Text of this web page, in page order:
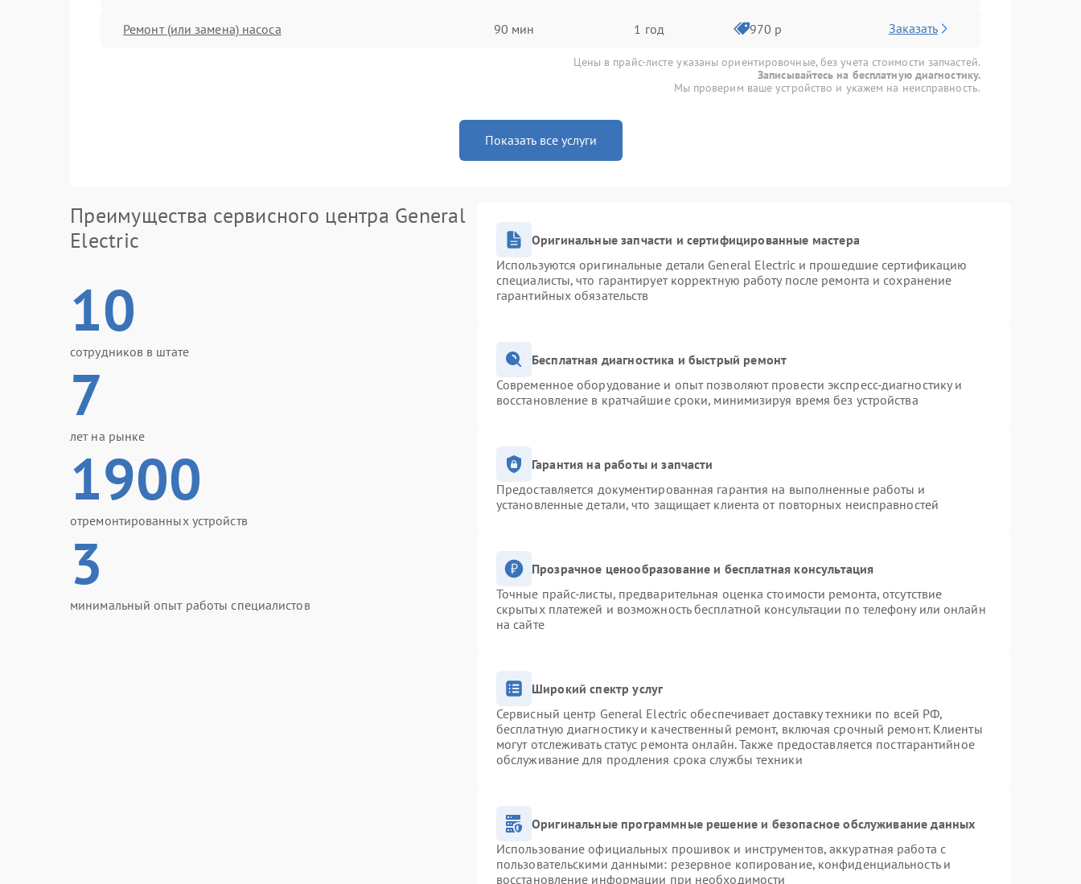
Ремонт (или замена) насоса 90 мин 1 год 970 р Заказать
Цены в прайс-листе указаны ориентировочные, без учета стоимости запчастей.
Записывайтесь на бесплатную диагностику.
Мы проверим ваше устройство и укажем на неисправность.
Показать все услуги
Преимущества сервисного центра General
Electric
10
сотрудников в штате
7
лет на рынке
1900
отремонтированных устройств
3
минимальный опыт работы специалистов
Оригинальные запчасти и сертифицированные мастера
Используются оригинальные детали General Electric и прошедшие сертификацию
специалисты, что гарантирует корректную работу после ремонта и сохранение
гарантийных обязательств
Бесплатная диагностика и быстрый ремонт
Современное оборудование и опыт позволяют провести экспресс-диагностику и
восстановление в кратчайшие сроки, минимизируя время без устройства
Гарантия на работы и запчасти
Предоставляется документированная гарантия на выполненные работы и
установленные детали, что защищает клиента от повторных неисправностей
Прозрачное ценообразование и бесплатная консультация
Точные прайс-листы, предварительная оценка стоимости ремонта, отсутствие
скрытых платежей и возможность бесплатной консультации по телефону или онлайн
на сайте
Широкий спектр услуг
Сервисный центр General Electric обеспечивает доставку техники по всей РФ,
бесплатную диагностику и качественный ремонт, включая срочный ремонт. Клиенты
могут отслеживать статус ремонта онлайн. Также предоставляется постгарантийное
обслуживание для продления срока службы техники
Оригинальные программные решение и безопасное обслуживание данных
Использование официальных прошивок и инструментов, аккуратная работа с
пользовательскими данными: резервное копирование, конфиденциальность и
восстановление информации при необходимости